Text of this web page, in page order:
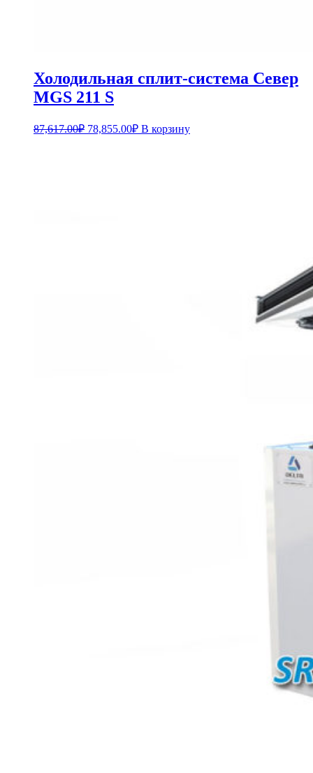
Холодильная сплит-система Север
MGS 211 S
87,617.00₽ 78,855.00₽ В корзину